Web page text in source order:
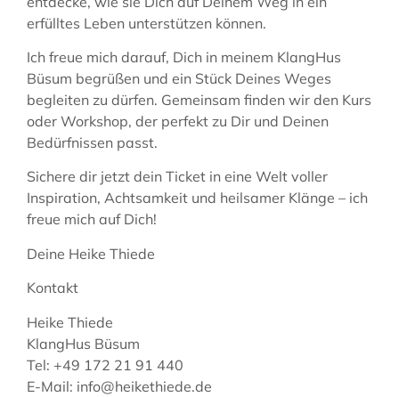
erfülltes Leben unterstützen können.
Ich freue mich darauf, Dich in meinem KlangHus
Büsum begrüßen und ein Stück Deines Weges
begleiten zu dürfen. Gemeinsam finden wir den Kurs
oder Workshop, der perfekt zu Dir und Deinen
Bedürfnissen passt.
Sichere dir jetzt dein Ticket in eine Welt voller
Inspiration, Achtsamkeit und heilsamer Klänge – ich
freue mich auf Dich!
Deine Heike Thiede
Kontakt
Heike Thiede
KlangHus Büsum
Tel: +49 172 21 91 440
E-Mail: info@heikethiede.de